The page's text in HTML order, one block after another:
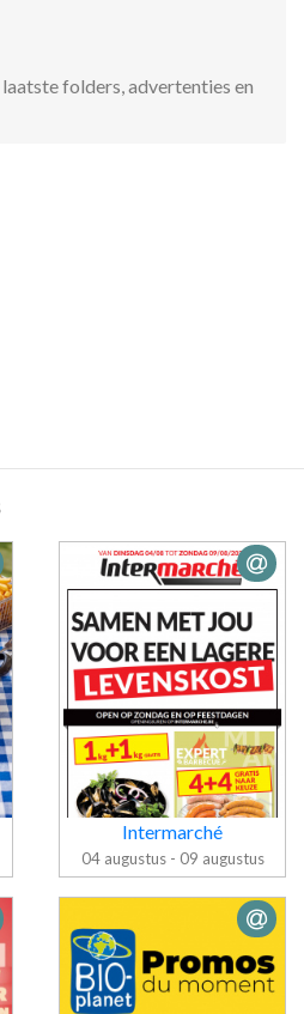
folders, advertenties en
Folder
Intermarché
Intermarché
04 augustus - 09 augustus